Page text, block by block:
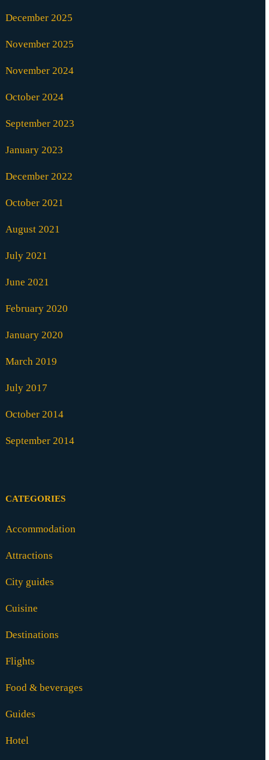
December 2025
November 2025
November 2024
October 2024
September 2023
January 2023
December 2022
October 2021
August 2021
July 2021
June 2021
February 2020
January 2020
March 2019
July 2017
October 2014
September 2014
CATEGORIES
Accommodation
Attractions
City guides
Cuisine
Destinations
Flights
Food & beverages
Guides
Hotel